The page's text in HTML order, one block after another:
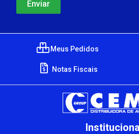
Meus Pedidos
Notas Fiscais